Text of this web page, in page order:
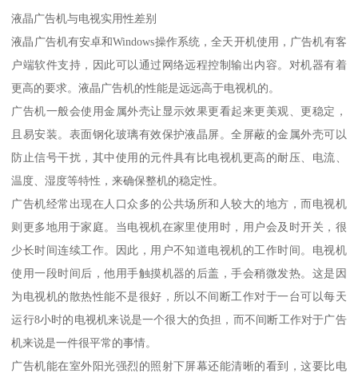
液晶广告机与电视实用性差别
液晶广告机有安卓和Windows操作系统，全天开机使用，广告机有客
户端软件支持，因此可以通过网络远程控制输出内容。对机器有着
更高的要求。液晶广告机的性能是远远高于电视机的。
广告机一般会使用金属外壳让显示效果更看起来更美观、更稳定，
且易安装。表面钢化玻璃有效保护液晶屏。全屏蔽的金属外壳可以
防止信号干扰，其中使用的元件具有比电视机更高的耐压、电流、
温度、湿度等特性，来确保整机的稳定性。
广告机经常出现在人口众多的公共场所和人较大的地方，而电视机
则更多地用于家庭。当电视机在家里使用时，用户会及时开关，很
少长时间连续工作。因此，用户不知道电视机的工作时间。电视机
使用一段时间后，他用手触摸机器的后盖，手会稍微发热。这是因
为电视机的散热性能不是很好，所以不间断工作对于一台可以每天
运行8小时的电视机来说是一个很大的负担，而不间断工作对于广告
机来说是一件很平常的事情。
广告机能在室外阳光强烈的照射下屏幕还能清晰的看到，这要比电